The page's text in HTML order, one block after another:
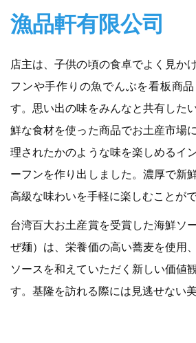
漁品軒有限公司
店主は、子供の頃の食卓でよく見か
フンや手作りの魚でんぶを看板商
す。思い出の味をみんなと共有した
鮮な食材を使った商品でお土産市場
理されたかのような味を楽しめるイ
ーフンを作り出しました。濃厚で新
高級な味わいを手軽に楽しむことがで
台湾百大お土産賞を受賞した海鮮ソ
ぜ麺）は、栄養価の高い蕎麦を使用
ソースを和えていただく新しい価値
す。基隆を訪れる際には見逃せない